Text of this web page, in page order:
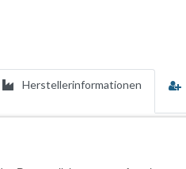
Herstellerinformationen
Matrix, DotCode, PDF417, QR-